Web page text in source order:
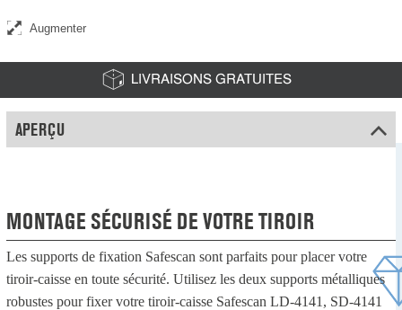
Augmenter
LIVRAISONS GRATUITES
APERÇU
MONTAGE SÉCURISÉ DE VOTRE TIROIR
Les supports de fixation Safescan sont parfaits pour placer votre
tiroir-caisse en toute sécurité. Utilisez les deux supports métalliques
robustes pour fixer votre tiroir-caisse Safescan LD-4141, SD-4141